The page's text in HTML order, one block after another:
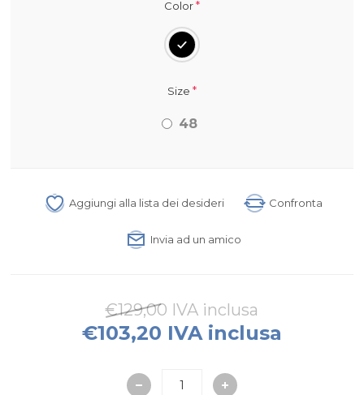
Color*
Size *
48
Aggiungi alla lista dei desideri Confronta
Invia ad un amico
€129,00 IVA inclusa
€103,20 IVA inclusa